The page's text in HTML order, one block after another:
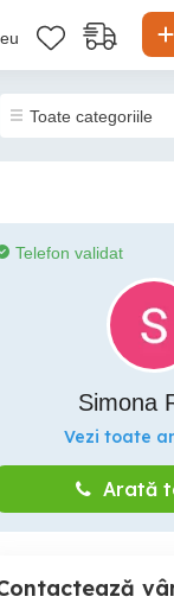
Telefon validat
Simona
Vezi toate
Arată